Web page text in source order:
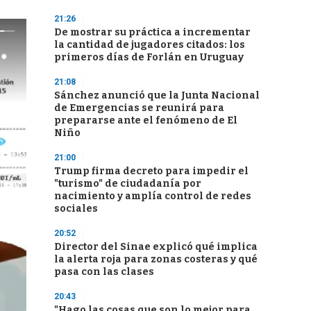
21:26
De mostrar su práctica a incrementar
la cantidad de jugadores citados: los
primeros días de Forlán en Uruguay
21:08
Sánchez anunció que la Junta Nacional
de Emergencias se reunirá para
prepararse ante el fenómeno de El
Niño
21:00
Trump firma decreto para impedir el
"turismo" de ciudadanía por
nacimiento y amplía control de redes
sociales
20:52
Director del Sinae explicó qué implica
la alerta roja para zonas costeras y qué
pasa con las clases
20:43